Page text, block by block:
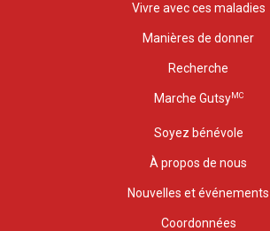
Vivre avec ces maladies
Manières de donner
Recherche
Marche GutsyMC
Soyez bénévole
À propos de nous
Nouvelles et événements
Coordonnées